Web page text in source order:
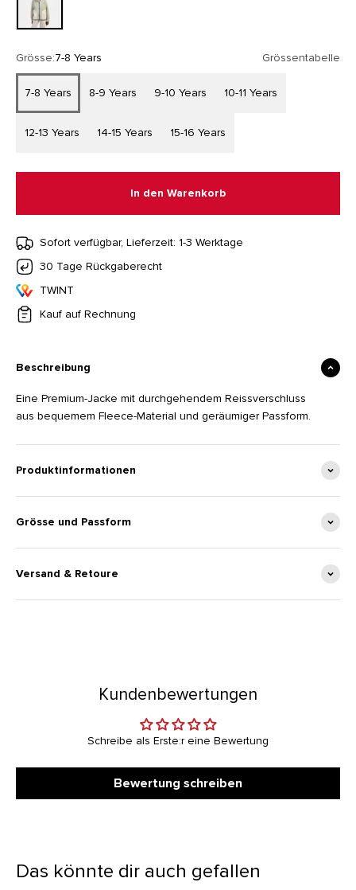
Grösse:7-8 Years Grössentabelle
7-8 Years 8-9 Years 9-10 Years 10-11 Years
12-13 Years 14-15 Years 15-16 Years
In den Warenkorb
Sofort verfügbar, Lieferzeit: 1-3 Werktage
30 Tage Rückgaberecht
TWINT
Kauf auf Rechnung
Beschreibung
Eine Premium-Jacke mit durchgehendem Reissverschluss
aus bequemem Fleece-Material und geräumiger Passform.
Produktinformationen
Grösse und Passform
Versand & Retoure
Kundenbewertungen
Schreibe als Erste:r eine Bewertung
Bewertung schreiben
Das könnte dir auch gefallen